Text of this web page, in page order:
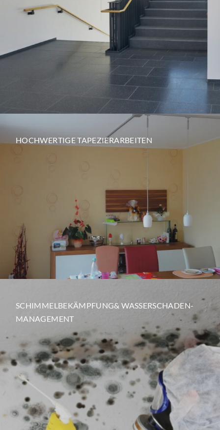
HOCHWERTIGE TAPEZIERARBEITEN
SCHIMMELBEKÄMPFUNG& WASSERSCHADEN-
MANAGEMENT